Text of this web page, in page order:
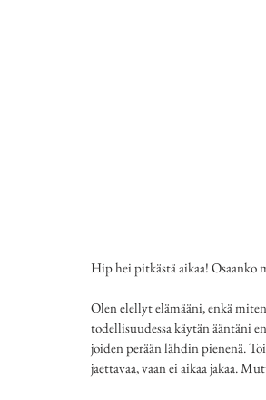
Hip hei pitkästä aikaa! Osaanko
Olen elellyt elämääni, enkä
todellisuudessa käytän ääntäni
joiden perään lähdin pienenä.
jaettavaa, vaan ei aikaa jakaa.